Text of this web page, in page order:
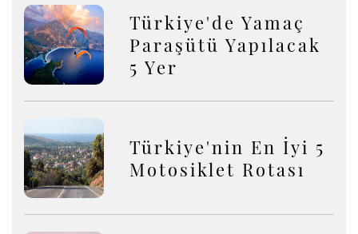
Türkiye'de Yamaç
Paraşütü Yapılacak
5 Yer
Türkiye'nin En İyi 5
Motosiklet Rotası